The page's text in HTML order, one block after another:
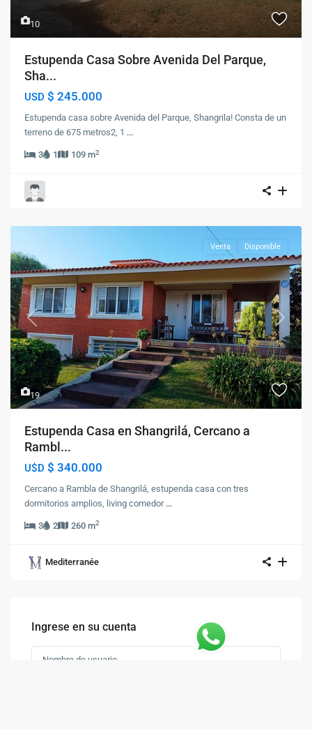
10
Estupenda Casa Sobre Avenida Del Parque,
Sha...
USD $ 245.000
Estupenda casa sobre Avenida del Parque, Shangrila! Consta de un
terreno de 675 metros2, 1 ...
3 1 109 m2
19
Previous Next
Venta Disponible
Estupenda Casa en Shangrilá, Cercano a
Rambl...
U$D $ 340.000
Cercano a Rambla de Shangrilá, estupenda casa con tres
dormitorios amplios, living comedor ...
3 2 260 m2
Mediterranée
Ingrese en su cuenta